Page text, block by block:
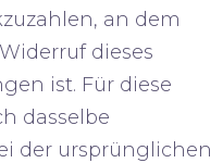
an dem
dieses
ist. Für diese
dasselbe
der ursprünglichen